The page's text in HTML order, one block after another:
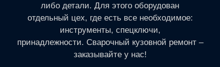
либо детали. Для этого оборудован
отдельный цех, где есть все необходимое:
инструменты, спецключи,
принадлежности. Сварочный кузовной ремонт –
заказывайте у нас!